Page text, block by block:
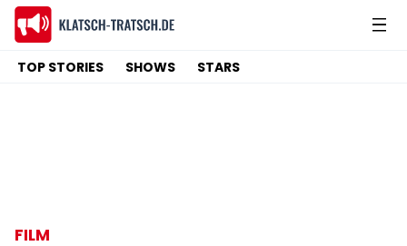
TOP STORIES SHOWS STARS
FILM